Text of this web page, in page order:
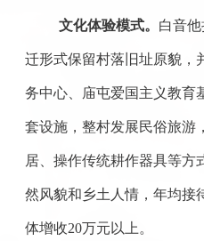
文化体验模式。 白音
迁形式保留村落旧址原貌，
务中心、庙屯爱国主义教育
套设施，整村发展民俗旅游
居、操作传统耕作器具等方
然风貌和乡土人情，年均接
体增收20万元以上。